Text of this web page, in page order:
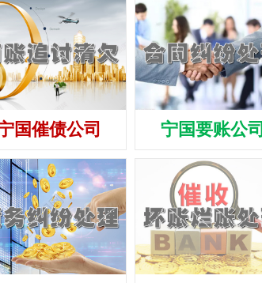
国催债公司 宁国要账公司